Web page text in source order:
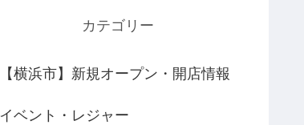
カテゴリー
【横浜市】新規オープン・開店情報
イベント・レジャー